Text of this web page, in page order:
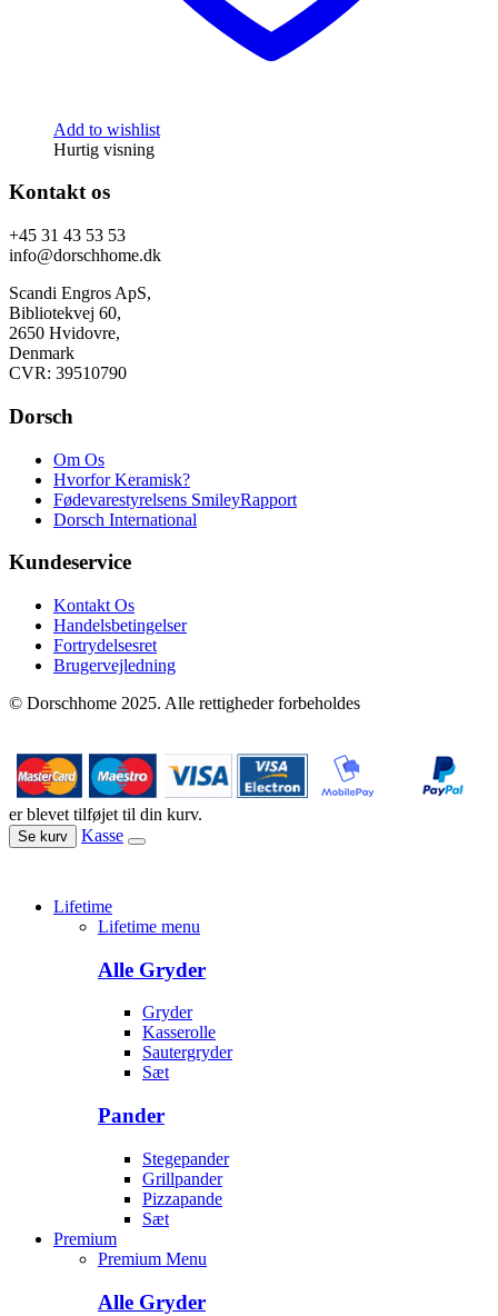
Add to wishlist
Hurtig visning
Kontakt os
+45 31 43 53 53
info@dorschhome.dk
Scandi Engros ApS,
Bibliotekvej 60,
2650 Hvidovre,
Denmark
CVR: 39510790
Dorsch
Om Os
Hvorfor Keramisk?
Fødevarestyrelsens SmileyRapport
Dorsch International
Kundeservice
Kontakt Os
Handelsbetingelser
Fortrydelsesret
Brugervejledning
© Dorschhome 2025. Alle rettigheder forbeholdes
er blevet tilføjet til din kurv.
Se kurv Kasse
Lifetime
Lifetime menu
Alle Gryder
Gryder
Kasserolle
Sautergryder
Sæt
Pander
Stegepander
Grillpander
Pizzapande
Sæt
Premium
Premium Menu
Alle Gryder